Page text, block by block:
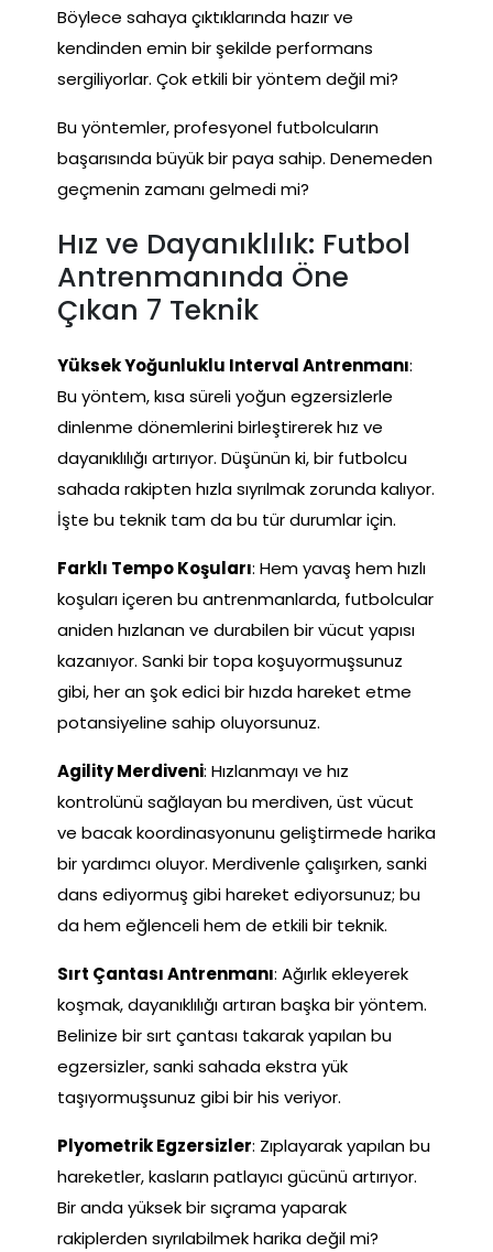
Böylece sahaya çıktıklarında hazır ve
kendinden emin bir şekilde performans
sergiliyorlar. Çok etkili bir yöntem değil mi?
Bu yöntemler, profesyonel futbolcuların
başarısında büyük bir paya sahip. Denemeden
geçmenin zamanı gelmedi mi?
Hız ve Dayanıklılık: Futbol
Antrenmanında Öne
Çıkan 7 Teknik
Yüksek Yoğunluklu Interval Antrenmanı:
Bu yöntem, kısa süreli yoğun egzersizlerle
dinlenme dönemlerini birleştirerek hız ve
dayanıklılığı artırıyor. Düşünün ki, bir futbolcu
sahada rakipten hızla sıyrılmak zorunda kalıyor.
İşte bu teknik tam da bu tür durumlar için.
Farklı Tempo Koşuları: Hem yavaş hem hızlı
koşuları içeren bu antrenmanlarda, futbolcular
aniden hızlanan ve durabilen bir vücut yapısı
kazanıyor. Sanki bir topa koşuyormuşsunuz
gibi, her an şok edici bir hızda hareket etme
potansiyeline sahip oluyorsunuz.
Agility Merdiveni: Hızlanmayı ve hız
kontrolünü sağlayan bu merdiven, üst vücut
ve bacak koordinasyonunu geliştirmede harika
bir yardımcı oluyor. Merdivenle çalışırken, sanki
dans ediyormuş gibi hareket ediyorsunuz; bu
da hem eğlenceli hem de etkili bir teknik.
Sırt Çantası Antrenmanı: Ağırlık ekleyerek
koşmak, dayanıklılığı artıran başka bir yöntem.
Belinize bir sırt çantası takarak yapılan bu
egzersizler, sanki sahada ekstra yük
taşıyormuşsunuz gibi bir his veriyor.
Plyometrik Egzersizler: Zıplayarak yapılan bu
hareketler, kasların patlayıcı gücünü artırıyor.
Bir anda yüksek bir sıçrama yaparak
rakiplerden sıyrılabilmek harika değil mi?